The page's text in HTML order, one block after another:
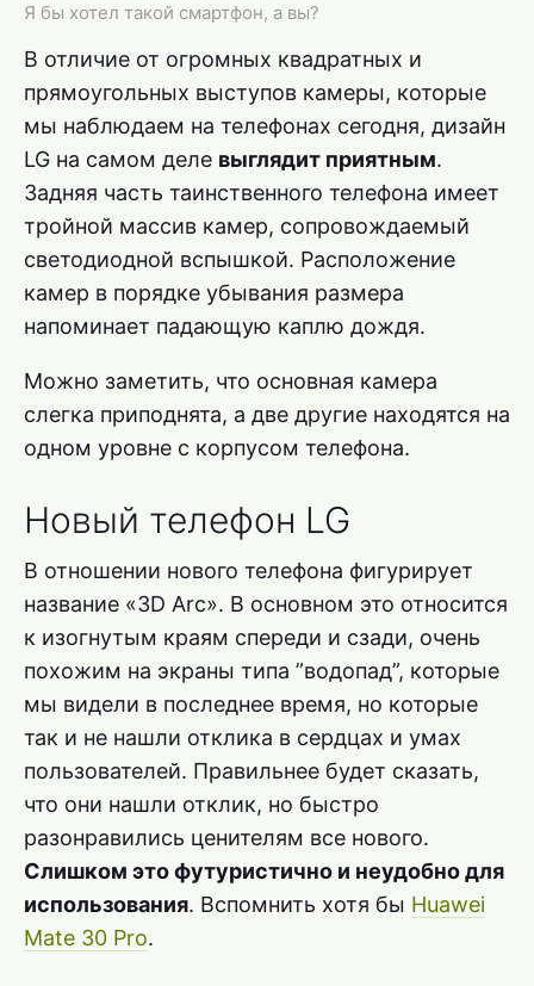
Я бы хотел такой смартфон, а вы?
В отличие от огромных квадратных и
прямоугольных выступов камеры, которые
мы наблюдаем на телефонах сегодня, дизайн
LG на самом деле выглядит приятным.
Задняя часть таинственного телефона имеет
тройной массив камер, сопровождаемый
светодиодной вспышкой. Расположение
камер в порядке убывания размера
напоминает падающую каплю дождя.
Можно заметить, что основная камера
слегка приподнята, а две другие находятся на
одном уровне с корпусом телефона.
Новый телефон LG
В отношении нового телефона фигурирует
название «3D Arc». В основном это относится
к изогнутым краям спереди и сзади, очень
похожим на экраны типа ”водопад”, которые
мы видели в последнее время, но которые
так и не нашли отклика в сердцах и умах
пользователей. Правильнее будет сказать,
что они нашли отклик, но быстро
разонравились ценителям все нового.
Слишком это футуристично и неудобно для
использования. Вспомнить хотя бы Huawei
Mate 30 Pro.